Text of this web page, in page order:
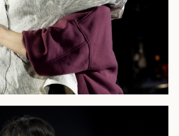
Công nghệ
Sành điệu
Tin Công nghệ
Trải nghiệm
Chuyển đổi số